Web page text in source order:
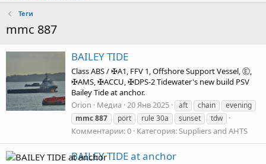
Теги
mmc 887
BAILEY TIDE
Class ABS / ✠A1, FFV 1, Offshore Support Vessel, Ⓔ,
✠AMS, ✠ACCU, ✠DPS-2 Tidewater's new build PSV
Bailey Tide at anchor.
Orion
Медиа 20 Янв 2025 aft chain
evening
mmc887 port rule 30a sunset tdw
Комментарии: 0 Категория: Suppliers and AHTS
BAILEY TIDE at anchor